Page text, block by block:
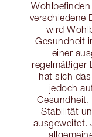
verschiedene
wird
Gesundheit
einer
regelmäßiger
hat sich
jedoch
Gesundheit,
Stabilität
ausgeweitet.